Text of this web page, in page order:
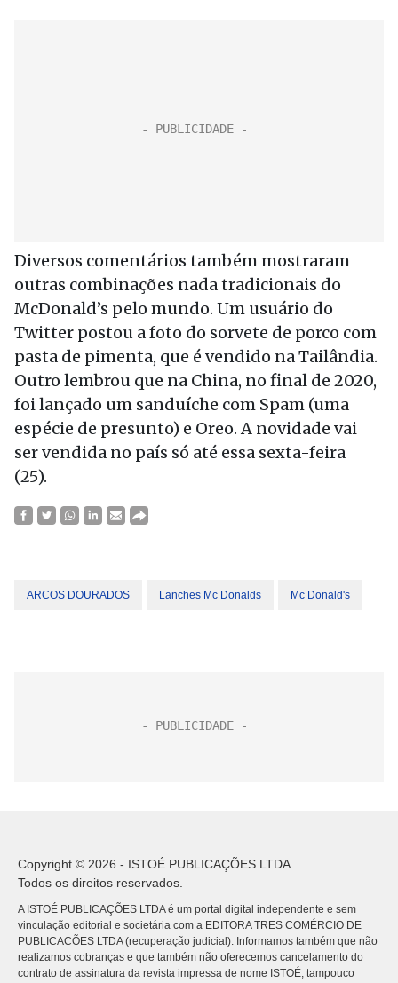
Diversos comentários também mostraram
outras combinações nada tradicionais do
McDonald’s pelo mundo. Um usuário do
Twitter postou a foto do sorvete de porco com
pasta de pimenta, que é vendido na Tailândia.
Outro lembrou que na China, no final de 2020,
foi lançado um sanduíche com Spam (uma
espécie de presunto) e Oreo.A novidade vai
ser vendida no país só até essa sexta-feira
(25).
ARCOS DOURADOS Lanches Mc Donalds Mc Donald's
Copyright © 2026 - ISTOÉ PUBLICAÇÕES LTDA
Todos os direitos reservados.
A ISTOÉ PUBLICAÇÕES LTDA é um portal digital independente e sem
vinculação editorial e societária com a EDITORA TRES COMÉRCIO DE
PUBLICACÕES LTDA (recuperação judicial). Informamos também que não
realizamos cobranças e que também não oferecemos cancelamento do
contrato de assinatura da revista impressa de nome ISTOÉ, tampouco